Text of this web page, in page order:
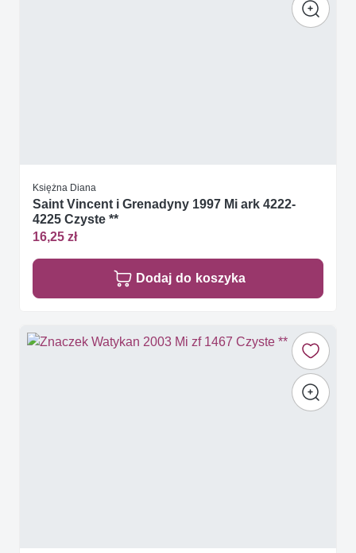
Księżna Diana
Saint Vincent i Grenadyny 1997 Mi ark 4222-
4225 Czyste **
16,25 zł
Dodaj do koszyka